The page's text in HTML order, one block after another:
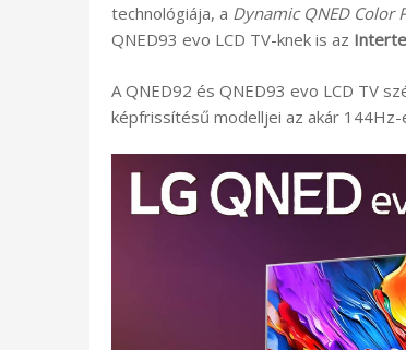
technológiája, a Dynamic QNED Color
QNED93 evo LCD TV-knek is az
A QNED92 és QNED93 evo LCD TV
képfrissítésű modelljei az akár